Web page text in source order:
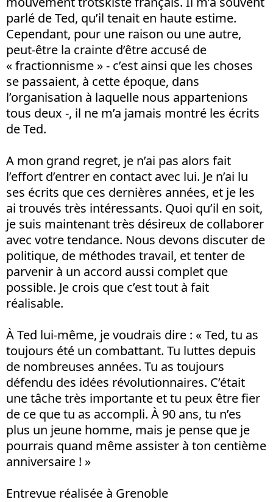
parlé de Ted, qu’il tenait en haute estime.
Cependant, pour une raison ou une autre,
peut-être la crainte d’être accusé de
« fractionnisme » - c’est ainsi que les choses
se passaient, à cette époque, dans
l’organisation à laquelle nous appartenions
tous deux -, il ne m’a jamais montré les écrits
de Ted.
A mon grand regret, je n’ai pas alors fait
l’effort d’entrer en contact avec lui. Je n’ai lu
ses écrits que ces dernières années, et je les
ai trouvés très intéressants. Quoi qu’il en soit,
je suis maintenant très désireux de collaborer
avec votre tendance. Nous devons discuter de
politique, de méthodes travail, et tenter de
parvenir à un accord aussi complet que
possible. Je crois que c’est tout à fait
réalisable.
À Ted lui-même, je voudrais dire : « Ted, tu as
toujours été un combattant. Tu luttes depuis
de nombreuses années. Tu as toujours
défendu des idées révolutionnaires. C’était
une tâche très importante et tu peux être fier
de ce que tu as accompli. À 90 ans, tu n’es
plus un jeune homme, mais je pense que je
pourrais quand même assister à ton centième
anniversaire ! »
Entrevue réalisée à Grenoble